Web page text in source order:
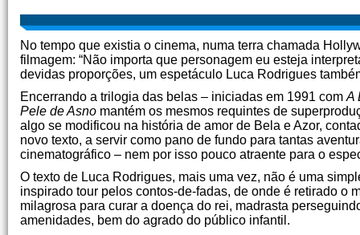
No tempo que existia o cinema, numa terra chamada
filmagem: “Não importa que personagem eu esteja
devidas proporções, um espetáculo Luca Rodrigues
Encerrando a trilogia das belas – iniciadas em 1991 com A
Pele de Asno mantém os mesmos requintes de
algo se modificou na história de amor de Bela e Azor,
novo texto, a servir como pano de fundo para tantas
cinematográfico – nem por isso pouco atraente para o
O texto de Luca Rodrigues, mais uma vez, não é uma
inspirado tour pelos contos-de-fadas, de onde é retirado o
milagrosa para curar a doença do rei, madrasta
amenidades, bem do agrado do público infantil.